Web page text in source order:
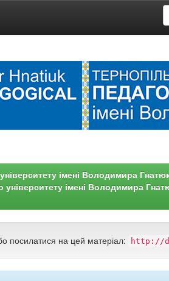
імені Володимира
університету імені Володимира
посилатися на цей матеріал: http://